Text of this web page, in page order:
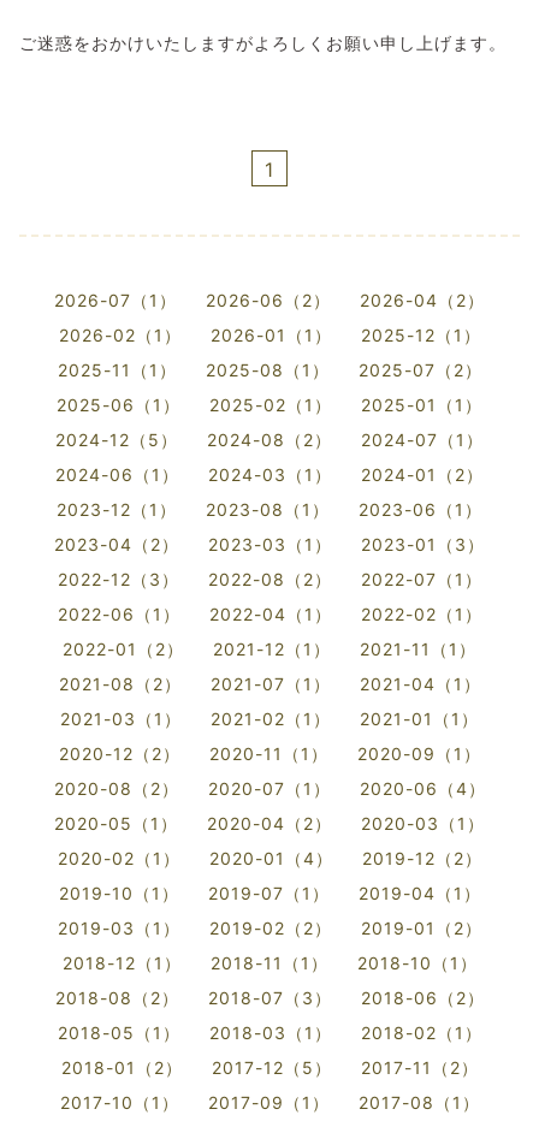
ご迷惑をおかけいたしますがよろしくお願い申し上げます。
1
2026-07（1） 2026-06（2）
2026-04（2）
2026-02（1）
2026-01（1）
2025-12（1）
2025-11（1）
2025-08（1）
2025-07（2）
2025-06（1）
2025-02（1）
2025-01（1）
2024-12（5）
2024-08（2）
2024-07（1）
2024-06（1）
2024-03（1）
2024-01（2）
2023-12（1）
2023-08（1）
2023-06（1）
2023-04（2）
2023-03（1）
2023-01（3）
2022-12（3）
2022-08（2）
2022-07（1）
2022-06（1）
2022-04（1）
2022-02（1）
2022-01（2）
2021-12（1）
2021-11（1）
2021-08（2）
2021-07（1）
2021-04（1）
2021-03（1）
2021-02（1）
2021-01（1）
2020-12（2）
2020-11（1）
2020-09（1）
2020-08（2）
2020-07（1）
2020-06（4）
2020-05（1）
2020-04（2）
2020-03（1）
2020-02（1）
2020-01（4）
2019-12（2）
2019-10（1）
2019-07（1）
2019-04（1）
2019-03（1）
2019-02（2）
2019-01（2）
2018-12（1）
2018-11（1）
2018-10（1）
2018-08（2）
2018-07（3）
2018-06（2）
2018-05（1）
2018-03（1）
2018-02（1）
2018-01（2）
2017-12（5）
2017-11（2）
2017-10（1）
2017-09（1）
2017-08（1）